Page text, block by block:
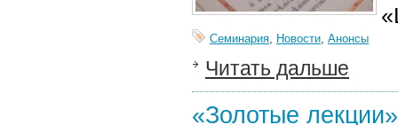
Семинария, Новости, Анонсы
Читать дальше
«Золотые